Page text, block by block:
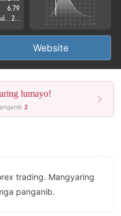
6.79
2.86
Website
lumayo!
2
trading. Mangyaring
panganib.